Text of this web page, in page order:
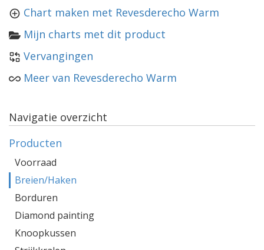
Chart maken met Revesderecho Warm
Mijn charts met dit product
Vervangingen
Meer van Revesderecho Warm
Navigatie overzicht
Producten
Voorraad
Breien/Haken
Borduren
Diamond painting
Knoopkussen